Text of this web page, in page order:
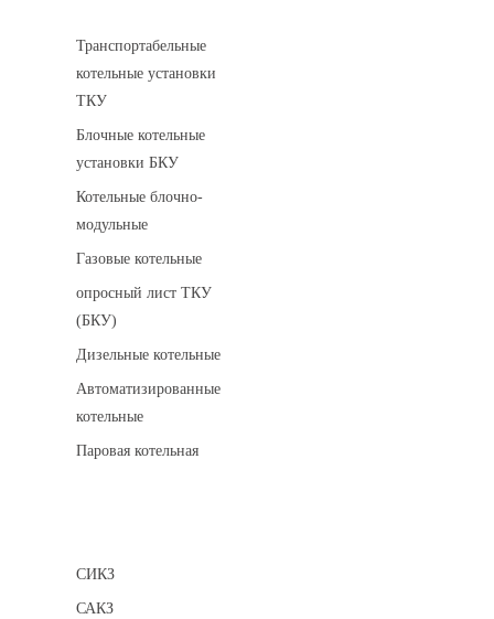
Транспортабельные
котельные установки
ТКУ
Блочные котельные
установки БКУ
Котельные блочно-
модульные
Газовые котельные
опросный лист ТКУ
(БКУ)
Дизельные котельные
Автоматизированные
котельные
Паровая котельная
СИКЗ
САКЗ